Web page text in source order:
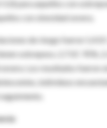
5,0) para aquellos con
con obesidad severa.
de riesgo fueron 1,4
sobrepeso, 2,7 (IC
Los resultados
individuos